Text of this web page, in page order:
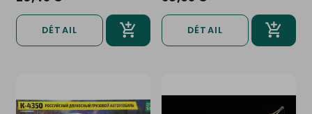
DÉTAIL DÉTAIL